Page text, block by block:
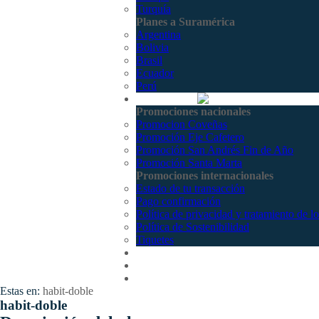
Turquía
Planes a Suramérica
Argentina
Bolivia
Brasil
Ecuador
Perú
Promociones nacionales
Promocion Coveñas
Promoción Eje Cafetero
Promoción San Andrés Fin de Año
Promoción Santa Marta
Promociones internacionales
Estado de tu transacción
Pago confirmación
Política de privacidad y tratamiento de
Política de Sostenibilidad
Tiquetes
Estas en: habit-doble
habit-doble